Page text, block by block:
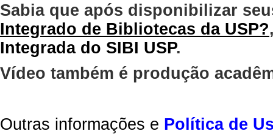
Sabia que após disponibilizar
Integrado de Bibliotecas da USP?
Integrada do SIBI USP.
Vídeo também é produção
Outras informações e Política de